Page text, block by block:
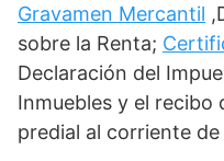
Gravamen Mercantil
sobre la Renta;
Declaración del
Inmuebles y el recibo
predial al corriente de